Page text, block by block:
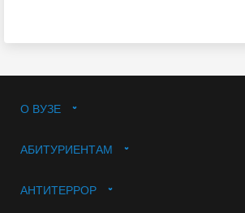
О ВУЗЕ
АБИТУРИЕНТАМ
АНТИТЕРРОР